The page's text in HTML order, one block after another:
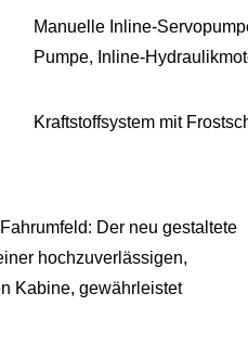
Manuelle Inline-
Pumpe, Inline-
Kraftstoffsystem mit
Der neu gestaltete
hochzuverlässigen,
Kabine, gewährleistet